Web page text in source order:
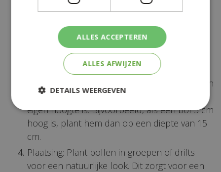
Bodemvoorbereiding: Zorg ervoor dat de
grond goed doorlatend is, want bollen
houden niet van natte voeten. Voeg compost
of zand toe aan zware kleigronden om de
drainage te verbeteren.
Plantdiepte: Een goede vuistregel is om bollen
op een diepte te planten die drie keer hun
eigen hoogte is. Bijvoorbeeld, als een bol 5 cm
hoog is, plant hem dan op een diepte van 15
cm.
Plaatsing: Plant bollen in groepen of drifts
voor een natuurlijke look. Dit zorgt voor een
ALLES ACCEPTEREN
ALLES AFWIJZEN
DETAILS WEERGEVEN